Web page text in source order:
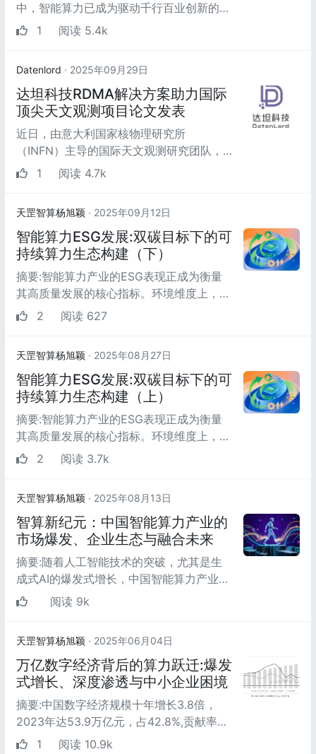
中，智能算力已成为驱动千行百业创新的核
心引擎。然而，算力产业在迅猛发展的同
1 阅读 5.4k
Datenlord · 2025年09月29日
达坦科技RDMA解决方案助力国际
顶尖天文观测项目论文发表
近日，由意大利国家核物理研究所
（INFN）主导的国际天文观测研究团队，
在切伦科夫望远镜阵列（Cherenkov
1 阅读 4.7k
天罡智算杨旭颖 · 2025年09月12日
智能算力ESG发展:双碳目标下的可
持续算力生态构建（下）
摘要:智能算力产业的ESG表现正成为衡量
其高质量发展的核心指标。环境维度上，
“东数西算”工程通过设定PUE硬性目标推动
2 阅读 627
天罡智算杨旭颖 · 2025年08月27日
智能算力ESG发展:双碳目标下的可
持续算力生态构建（上）
摘要:智能算力产业的ESG表现正成为衡量
其高质量发展的核心指标。环境维度上，
“东数西算”工程通过设定PUE硬性目标推动
2 阅读 3.7k
天罡智算杨旭颖 · 2025年08月13日
智算新纪元：中国智能算力产业的
市场爆发、企业生态与融合未来
摘要:随着人工智能技术的突破，尤其是生
成式AI的爆发式增长，中国智能算力产业已
成为数字经济的关键引擎。2019年至2023
阅读 9k
天罡智算杨旭颖 · 2025年06月04日
万亿数字经济背后的算力跃迁:爆发
式增长、深度渗透与中小企业困境
摘要:中国数字经济规模十年增长3.8倍，
2023年达53.9万亿元，占42.8%,贡献率
66.45%。智能算力作为关键引擎,市场规模
1 阅读 10.9k